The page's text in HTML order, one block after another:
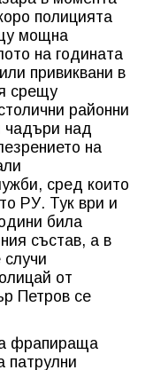
полицията
мощна
на годината
привиквани в
срещу
районни
чадъри над
на
сред които
РУ. Тук ври и
била
състав, а в
от
Петров се
фрапираща
патрулни